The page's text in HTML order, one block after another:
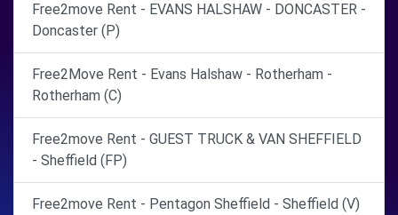
Free2move Rent - EVANS HALSHAW - DONCASTER -
Doncaster (P)
Free2Move Rent - Evans Halshaw - Rotherham -
Rotherham (C)
Free2move Rent - GUEST TRUCK & VAN SHEFFIELD
- Sheffield (FP)
Free2move Rent - Pentagon Sheffield - Sheffield (V)